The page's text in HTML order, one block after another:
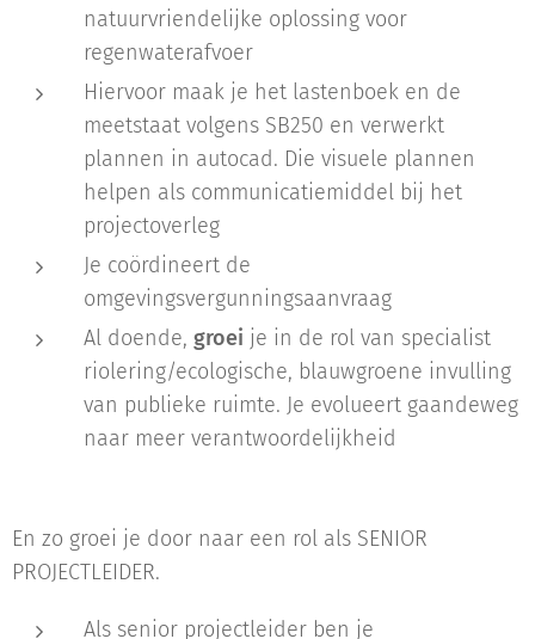
natuurvriendelijke oplossing voor
regenwaterafvoer
Hiervoor maak je het lastenboek en de
meetstaat volgens SB250 en verwerkt
plannen in autocad. Die visuele plannen
helpen als communicatiemiddel bij het
projectoverleg
Je coördineert de
omgevingsvergunningsaanvraag
Al doende, groei je in de rol van specialist
riolering/ecologische, blauwgroene invulling
van publieke ruimte. Je evolueert gaandeweg
naar meer verantwoordelijkheid
En zo groei je door naar een rol als SENIOR
PROJECTLEIDER.
Als senior projectleider ben je